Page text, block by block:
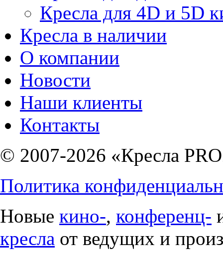
Кресла для 4D и 5D
Кресла в наличии
О компании
Новости
Наши клиенты
Контакты
© 2007-2026 «Кресла
Политика
Новые кино-, конференц-
кресла от ведущих и